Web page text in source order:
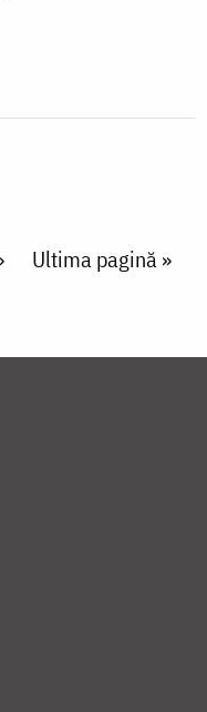
Last page
Ultima pagină »